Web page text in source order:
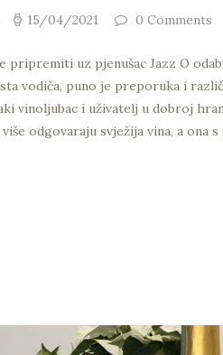
15/04/2021 0 Comments
pripremiti uz pjenušac Jazz O
vodiča, puno je preporuka i
vinoljubac i uživatelj u dobroj
odgovaraju svježija vina, a ona s